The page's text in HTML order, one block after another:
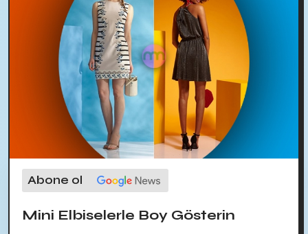
Abone ol
Mini Elbiselerle Boy Gösterin